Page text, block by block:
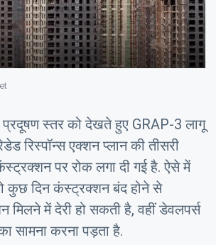
प्रदूषण स्‍तर को देखते हुए GRAP-3 लागू
र‍िस्‍पॉन्‍स एक्‍शन प्‍लान की तीसरी
पर रोक लगा दी गई है. ऐसे में
कुछ द‍िन कंस्‍ट्रक्‍शन बंद होने से
मिलने में देरी हो सकती है, वहीं डेवलपर्स
सामना करना पड़ता है.